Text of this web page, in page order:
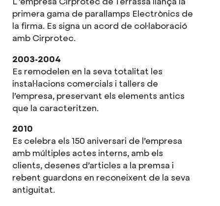
primera gama de parallamps Electrònics de
la firma. Es signa un acord de col·laboració
amb Cirprotec.
2003-2004
Es remodelen en la seva totalitat les
instal·lacions comercials i tallers de
l’empresa, preservant els elements antics
que la caracteritzen.
2010
Es celebra els 150 aniversari de l’empresa
amb múltiples actes interns, amb els
clients, desenes d’articles a la premsa i
rebent guardons en reconeixent de la seva
antiguitat.